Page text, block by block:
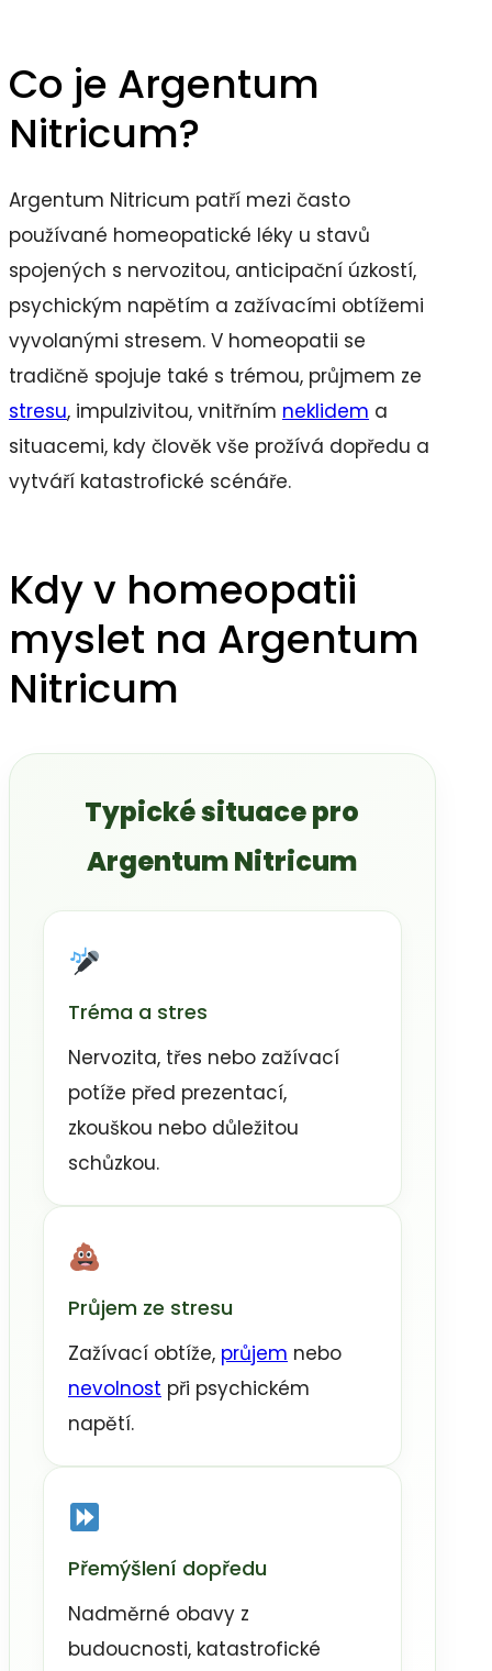
Co je Argentum
Nitricum?
Argentum Nitricum patří mezi často
používané homeopatické léky u stavů
spojených s nervozitou, anticipační úzkostí,
psychickým napětím a zažívacími obtížemi
vyvolanými stresem. V homeopatii se
tradičně spojuje také s trémou, průjmem ze
stresu, impulzivitou, vnitřním neklidem a
situacemi, kdy člověk vše prožívá dopředu a
vytváří katastrofické scénáře.
Kdy v homeopatii
myslet na Argentum
Nitricum
Typické situace pro
Argentum Nitricum
Tréma a stres
Nervozita, třes nebo zažívací
potíže před prezentací,
zkouškou nebo důležitou
schůzkou.
Průjem ze stresu
Zažívací obtíže, průjem nebo
nevolnost při psychickém
napětí.
Přemýšlení dopředu
Nadměrné obavy z
budoucnosti, katastrofické